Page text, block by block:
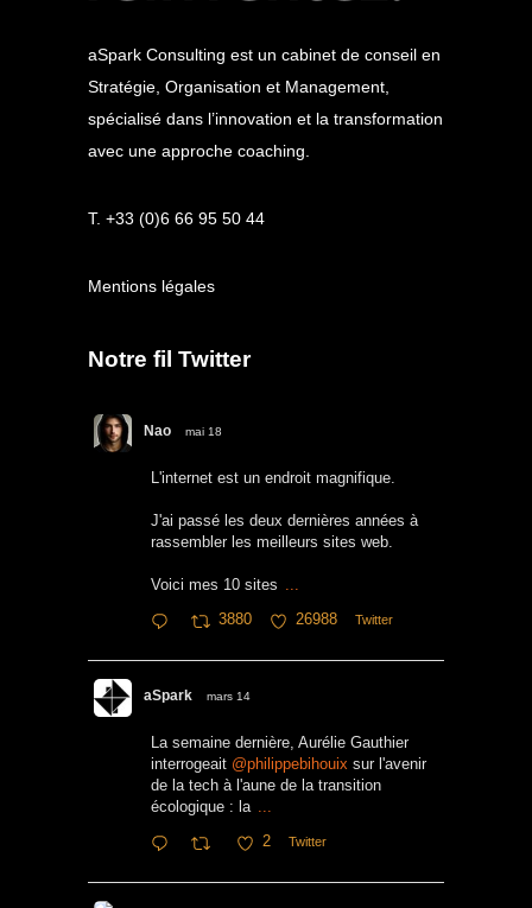
aSpark Consulting est un cabinet de conseil en
Stratégie, Organisation et Management,
spécialisé dans l’innovation et la transformation
avec une approche coaching.
T. +33 (0)6 66 95 50 44
Mentions légales
Notre fil Twitter
Nao mai 18
L'internet est un endroit magnifique.
J'ai passé les deux dernières années à
rassembler les meilleurs sites web.
Voici mes 10 sites ...
3880 26988 Twitter
aSpark mars 14
La semaine dernière, Aurélie Gauthier
interrogeait @philippebihouix sur l'avenir
de la tech à l'aune de la transition
écologique : la ...
2 Twitter